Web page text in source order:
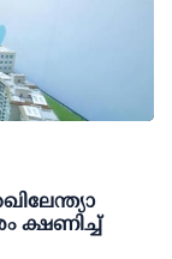
ക്ഷണിച്ച്